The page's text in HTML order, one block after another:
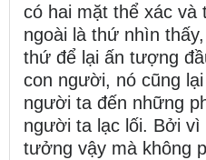
có hai mặt thể xác và
ngoài là thứ nhìn
thứ để lại ấn tượng
con người, nó cũng
người ta đến những
người ta lạc lối. Bởi
tưởng vậy mà không